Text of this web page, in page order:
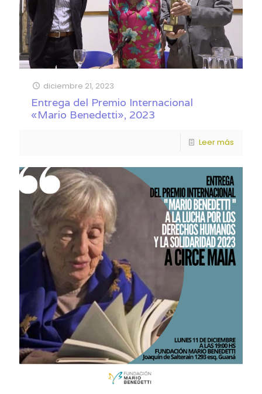
diciembre 21, 2023
Entrega del Premio Internacional
«Mario Benedetti», 2023
Leer más